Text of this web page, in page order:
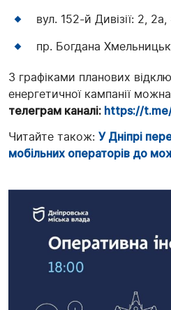
вул. 152-й Дивізії: 2,
пр. Богдана
З графіками планових
енергетичної кампанії можна
телеграм каналі: https://
Читайте також: У Дніпрі
мобільних операторів до